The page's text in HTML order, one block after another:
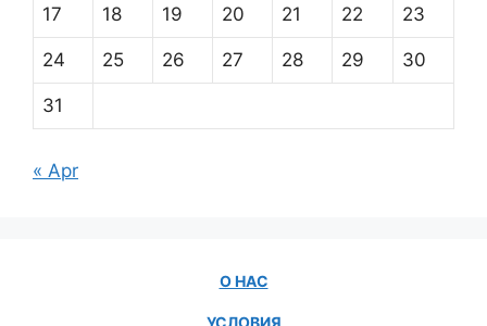
17 18 19 20 21 22 23
24 25 26 27 28 29 30
31
« Apr
О НАС
УСЛОВИЯ